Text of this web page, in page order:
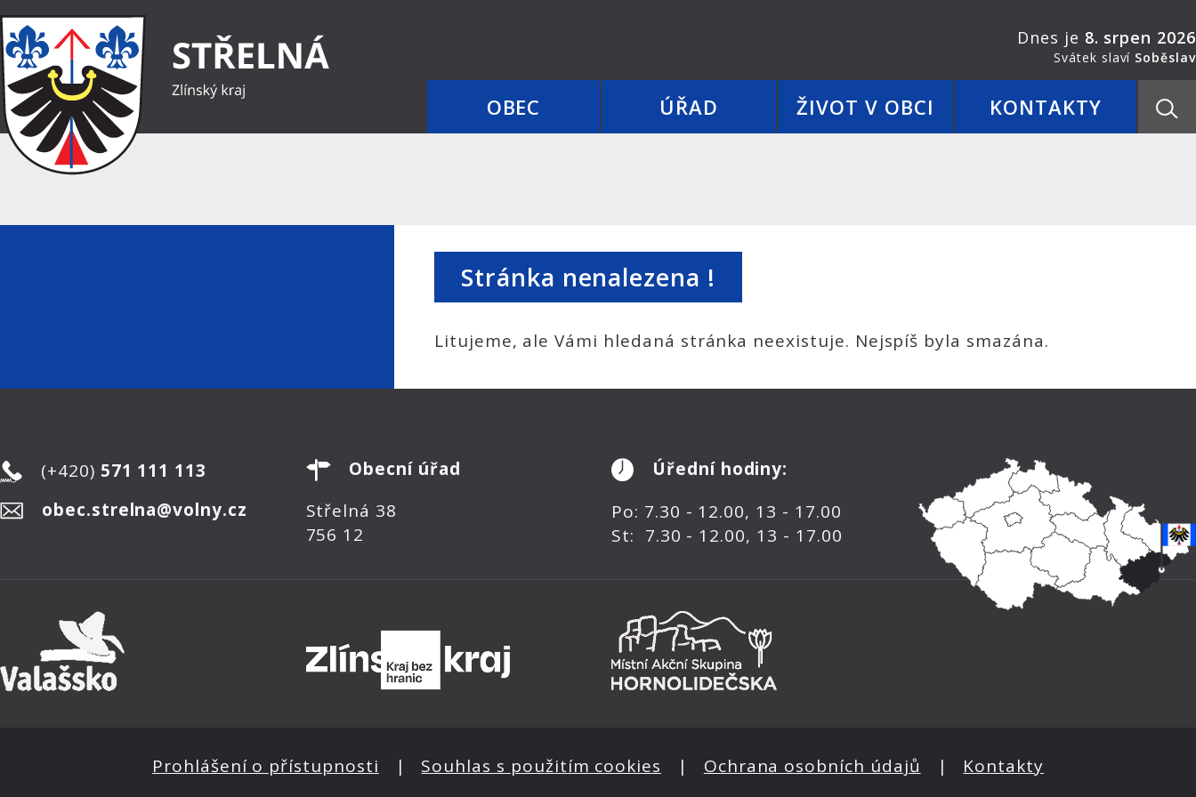
OBEC ÚŘAD ŽIVOT V OBCI KONTAKTY
Dnes je 8. srpen 2026
Svátek slaví Soběslav
Stránka nenalezena !
Litujeme, ale Vámi hledaná stránka neexistuje. Nejspíš byla smazána.
(+420) 571 111 113
obec.strelna@volny.cz
Obecní úřad
Střelná 38
756 12
Úřední hodiny:
Po: 7.30 - 12.00, 13 - 17.00
St: 7.30 - 12.00, 13 - 17.00
Prohlášení o přístupnosti | Souhlas s použitím cookies | Ochrana osobních údajů | Kontakty